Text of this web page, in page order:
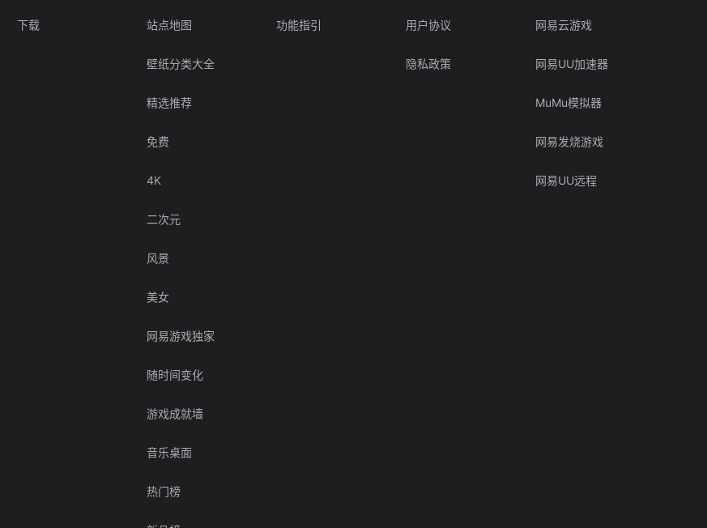
下载 站点地图
壁纸分类大全
精选推荐
免费
4K
二次元
风景
美女
网易游戏独家
随时间变化
游戏成就墙
音乐桌面
热门榜
功能指引 用户协议
隐私政策
网易云游戏
网易UU加速器
MuMu模拟器
网易发烧游戏
网易UU远程